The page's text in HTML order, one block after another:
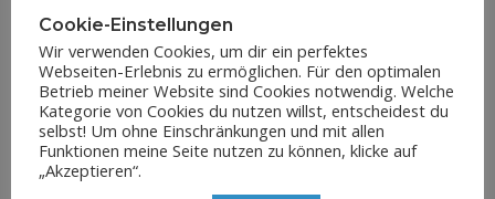
Cookie-Einstellungen
Wir verwenden Cookies, um dir ein perfektes
Webseiten-Erlebnis zu ermöglichen. Für den optimalen
Betrieb meiner Website sind Cookies notwendig. Welche
Kategorie von Cookies du nutzen willst, entscheidest du
selbst! Um ohne Einschränkungen und mit allen
Funktionen meine Seite nutzen zu können, klicke auf
„Akzeptieren“.